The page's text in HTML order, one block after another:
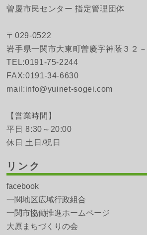
曽慶市民センター 指定管理団体
〒029-0522
岩手県一関市大東町曽慶字神蔭３２－
TEL:0191-75-2244
FAX:0191-34-6630
mail:info@yuinet-sogei.com
【営業時間】
平日 8:30～20:00
休日 土日/祝日
リンク
facebook
一関地区広域行政組合
一関市協働推進ホームページ
大原まちづくりの会